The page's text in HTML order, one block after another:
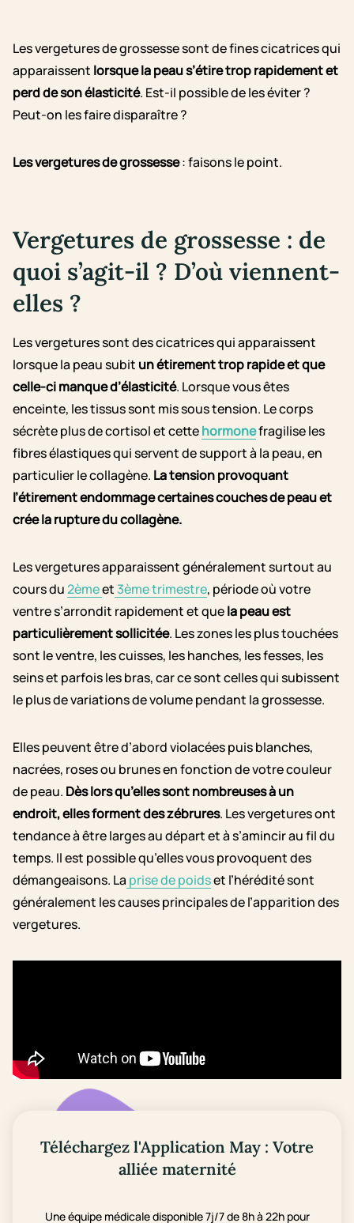
Les vergetures de grossesse sont de fines cicatrices qui
apparaissent lorsque la peau s’étire trop rapidement et
perd de son élasticité. Est-il possible de les éviter ?
Peut-on les faire disparaître ?
Les vergetures de grossesse: faisons le point.
Vergetures de grossesse : de
quoi s’agit-il ? D’où viennent-
elles ?
Les vergetures sont des cicatrices qui apparaissent
lorsque la peau subit un étirement trop rapideet que
celle-ci manque d’élasticité. Lorsque vous êtes
enceinte, les tissus sont mis sous tension. Le corps
sécrète plus de cortisol et cettehormonefragilise les
fibres élastiques qui servent de support à la peau, en
particulier le collagène. La tension provoquant
l’étirement endommage certaines couches de peau et
crée la rupture du collagène.
Les vergetures apparaissent généralement surtout au
cours du2èmeet 3ème trimestre, période où votre
ventre s’arrondit rapidement et quela peau est
particulièrement sollicitée. Les zones les plus touchées
sont le ventre, les cuisses, les hanches, les fesses, les
seins et parfois les bras, car ce sont celles qui subissent
le plus de variations de volume pendant la grossesse.
Elles peuvent êtred’abordviolacées puis blanches,
nacrées, roses ou brunes en fonction de votre couleur
de peau. Dès lors qu’elles sont nombreuses à un
endroit, elles forment des zébrures. Les vergetures ont
tendance à être larges au départ et à s’amincir au fil du
temps. Il est possible qu’elles vous provoquent des
démangeaisons. La prise de poidset l’hérédité sont
généralement les causes principales de l’apparition des
vergetures.
Téléchargez l'Application May : Votre
alliée maternité
Une équipe médicale disponible 7j/7 de 8h à 22h pour